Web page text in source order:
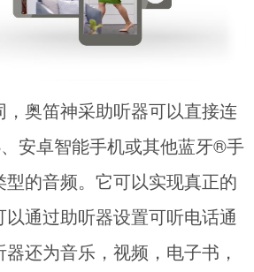
奥笛神采助听器可以直接连
安卓智能手机或其他蓝牙®手
的音频。它可以实现真正的
通过助听器设置可听电话通
还为音乐，视频，电子书，